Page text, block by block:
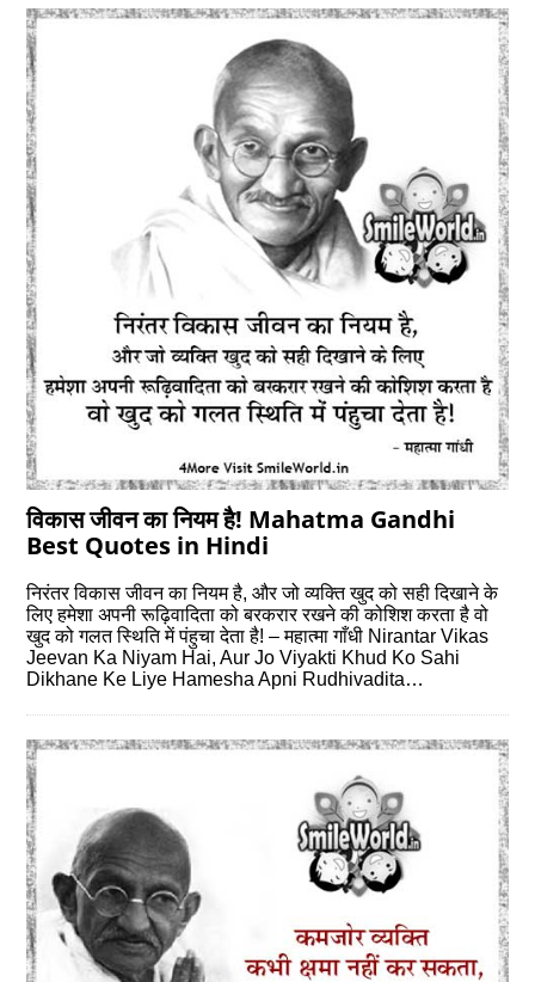
विकास जीवन का नियम है! Mahatma Gandhi
Best Quotes in Hindi
निरंतर विकास जीवन का नियम है, और जो व्यक्ति खुद को सही दिखाने के
लिए हमेशा अपनी रूढ़िवादिता को बरकरार रखने की कोशिश करता है वो
खुद को गलत स्थिति में पंहुचा देता है! – महात्मा गाँधी Nirantar Vikas
Jeevan Ka Niyam Hai, Aur Jo Viyakti Khud Ko Sahi
Dikhane Ke Liye Hamesha Apni Rudhivadita…